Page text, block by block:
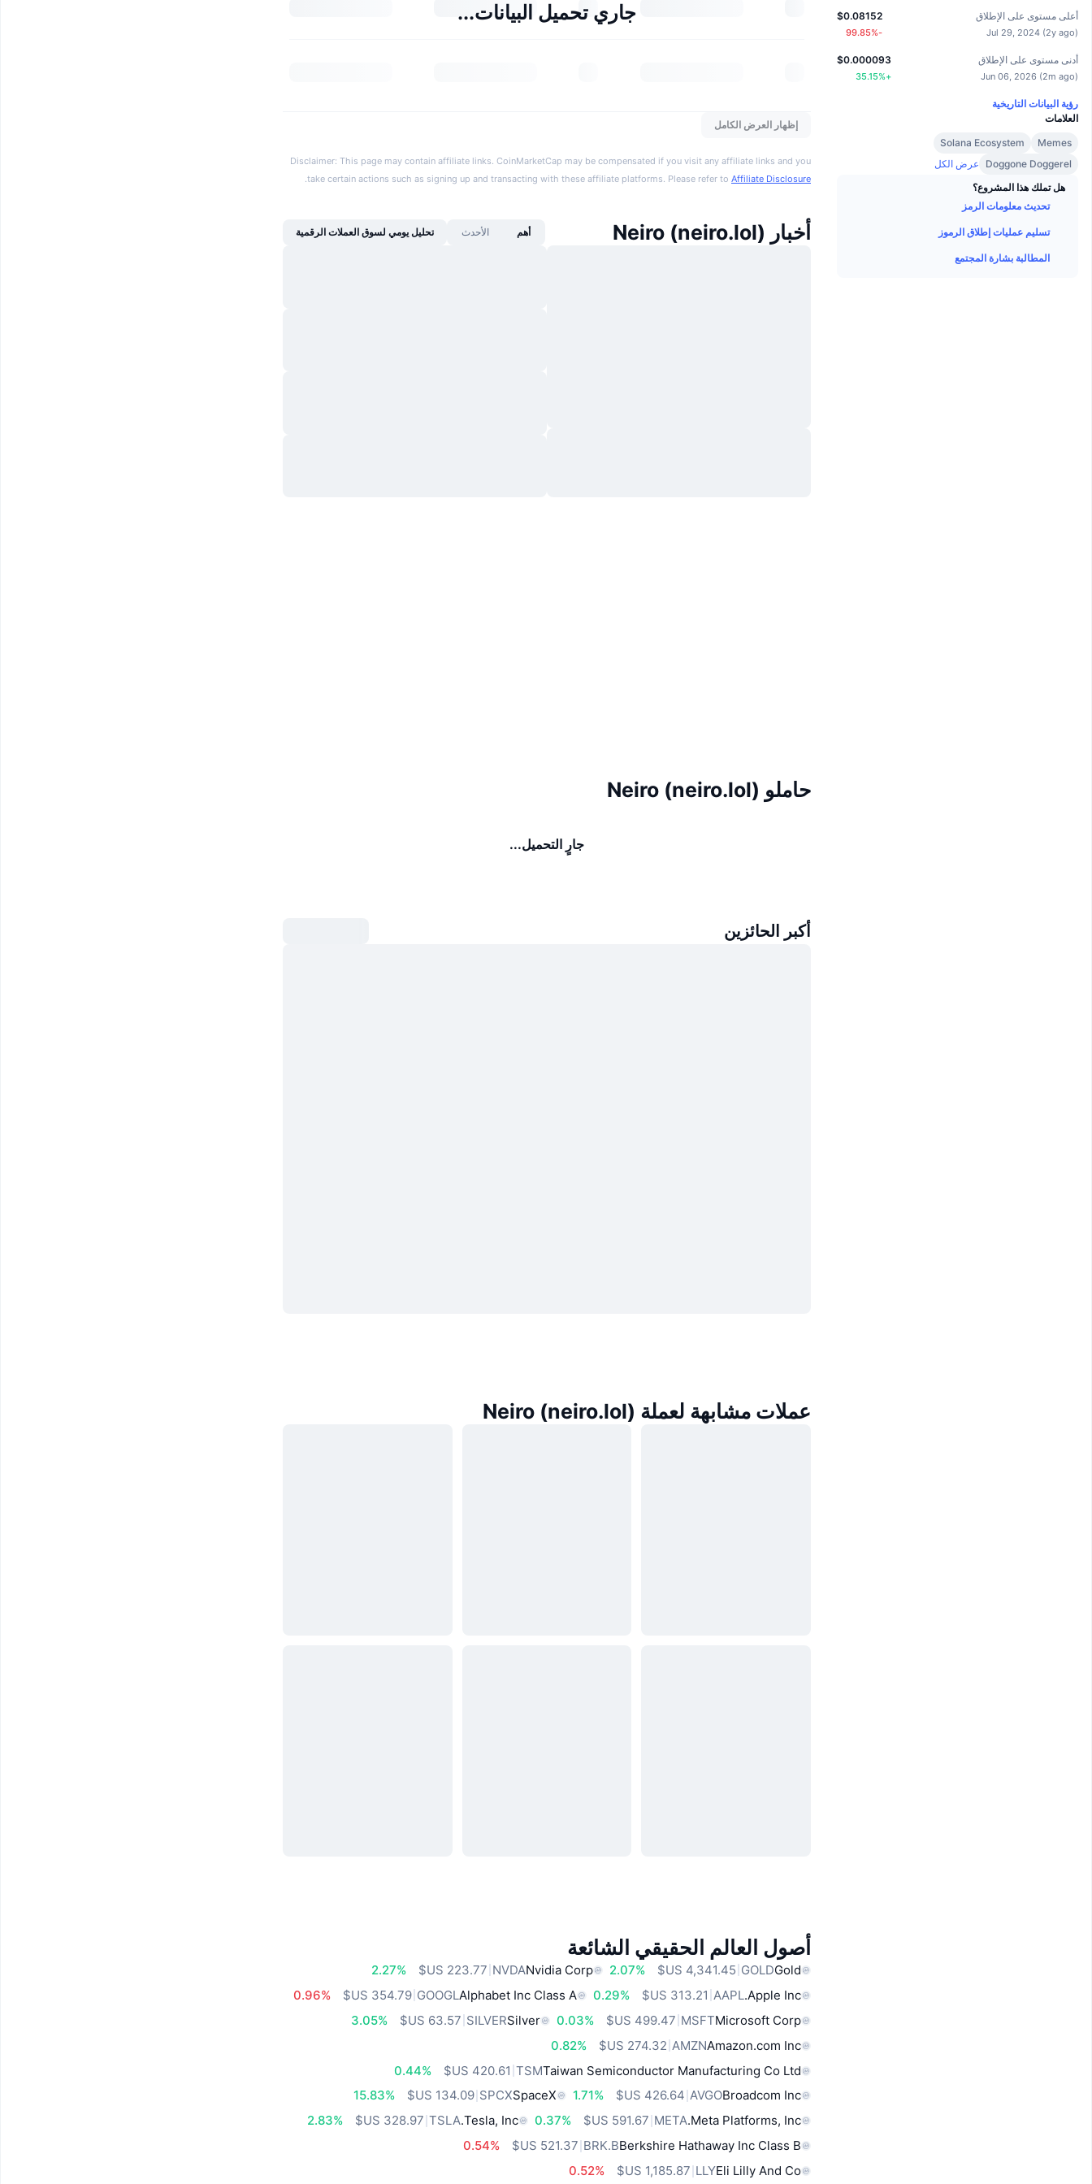
أعلى مستوى على الإطلاق
Jul 29, 2024 (2y ago)
$0.08152
-99.85
%
أدنى مستوى على الإطلاق
Jun 06, 2026 (2m ago)
$0.000093
+
35.15%
رؤية البيانات التاريخية
العلامات
Memes
Solana Ecosystem
Doggone Doggerel
عرض الكل
هل تملك هذا المشروع؟
تحديث معلومات الرمز
تسليم عمليات إطلاق الرموز
المطالبة بشارة المجتمع
جاري تحميل البيانات...
إظهار العرض الكامل
Disclaimer: This page may contain affiliate links. CoinMarketCap may be compensated if you visit any affiliate links and you
take certain actions such as signing up and transacting with these affiliate platforms. Please refer to Affiliate Disclosure
.
أخبار Neiro (neiro.lol) أهم الأحدث تحليل يومي لسوق العملات الرقمية
حاملو Neiro (neiro.lol)
جارٍ التحميل...
أكبر الحائزين
عملات مشابهة لعملة Neiro (neiro.lol)
أصول العالم الحقيقي الشائعة
Gold
GOLD
2.07%
Nvidia Corp
NVDA
2.27%
Apple Inc.
AAPL
0.29%
Alphabet Inc Class A
GOOGL
‏354.79 US$
0.96%
Microsoft Corp
MSFT
0.03%
Silver
SILVER
3.05%
Amazon.com Inc
AMZN
0.82%
Taiwan Semiconductor Manufacturing Co Ltd
TSM
0.44%
Broadcom Inc
AVGO
1.71%
SpaceX
SPCX
‏134.09 US$
15.83%
Meta Platforms, Inc.
META
0.37%
Tesla, Inc.
TSLA
2.83%
Berkshire Hathaway Inc Class B
BRK.B
0.54%
Eli Lilly And Co
LLY
0.52%